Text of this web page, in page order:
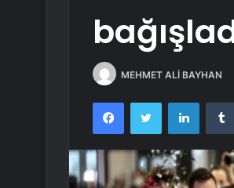
MEHMET ALİ BAYHAN
FacebookTwitter